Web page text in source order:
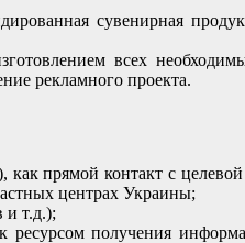
сувенирная
всех
рекламного проекта.
прямой контакт с
центрах Украины;
и т.д.);
ресурсом получения